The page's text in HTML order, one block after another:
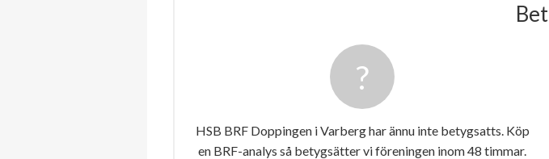
HSB BRF Doppingen i Varberg har ännu inte betygsatts. Köp
en BRF-analys så betygsätter vi föreningen inom 48 timmar.